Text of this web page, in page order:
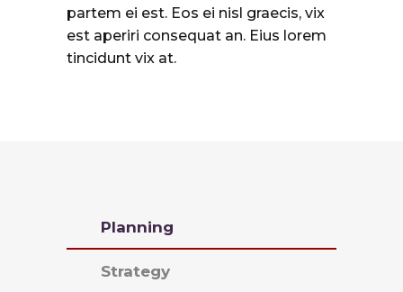
partem ei est. Eos ei nisl graecis, vix
est aperiri consequat an. Eius lorem
tincidunt vix at.
Planning
Strategy